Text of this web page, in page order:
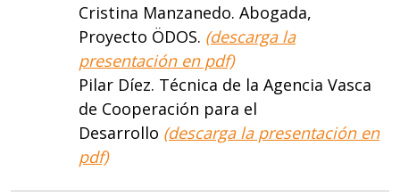
Cristina Manzanedo. Abogada,
Proyecto ÖDOS. (descarga la
presentación en pdf)
Pilar Díez. Técnica de la Agencia Vasca
de Cooperación para el
Desarrollo (descarga la presentación en
pdf)